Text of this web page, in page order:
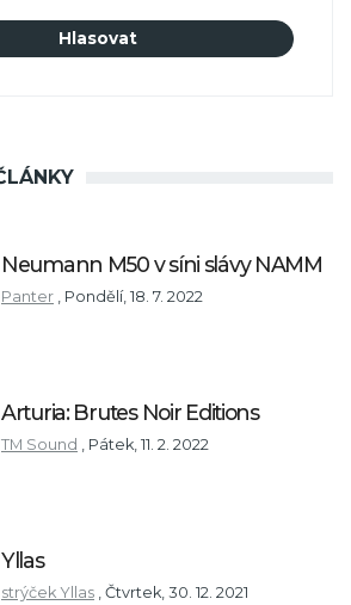
Neumann M50 v síni slávy NAMM
Panter Pondělí, 18. 7. 2022
Arturia: Brutes Noir Editions
TM Sound Pátek, 11. 2. 2022
Yllas
strýček Yllas Čtvrtek, 30. 12. 2021